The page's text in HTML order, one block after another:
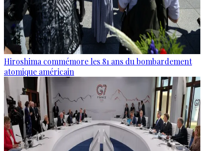
Hiroshima commémore les 81 ans du bombardement
atomique américain